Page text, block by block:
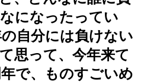
になったってい
自分には負けない
思って、今年来て
で、ものすごいめ